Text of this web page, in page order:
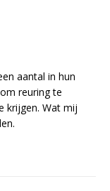
aantal in hun
reuring te
krijgen. Wat mij